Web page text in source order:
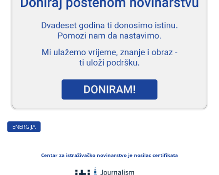
ENERGIJA
Centar za istraživačko novinarstvo je nosilac certifikata